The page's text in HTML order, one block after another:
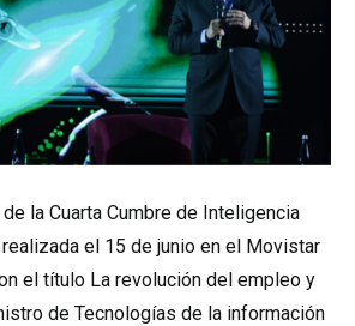
la Cuarta Cumbre de Inteligencia
el 15 de junio en el Movistar
el título La revolución del empleo y
de Tecnologías de la información